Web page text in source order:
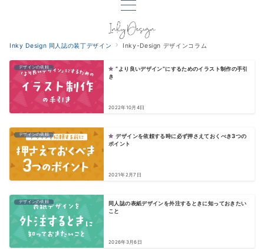
Inky Design 同人誌の装丁デザイン Inky-Design デザインコラム
デザインの依頼
“より良いデザイン”にするためのイラスト制作の手引
き
2022年10月4日
デザインの依頼
デザインを依頼する時に必ず押さえておくべき3つの
ポイント
2021年2月7日
デザインの依頼
同人誌の表紙デザインを外注するときに知っておきたい
こと
2026年3月6日